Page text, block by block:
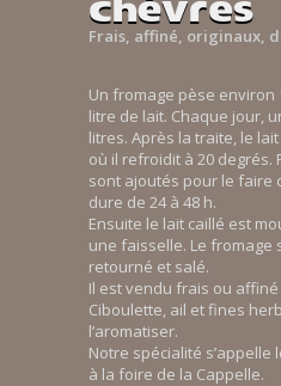
Frais, affiné, originaux,
Un fromage pèse environ
litre de lait. Chaque jour,
litres. Après la traite, le
où il refroidit à 20 degrés.
sont ajoutés pour le faire
dure de 24 à 48 h.
Ensuite le lait caillé est
une faisselle. Le fromage
retourné et salé.
Il est vendu frais ou affiné
Ciboulette, ail et fines
l’aromatiser.
Notre spécialité s’appelle
à la foire de la Cappelle.